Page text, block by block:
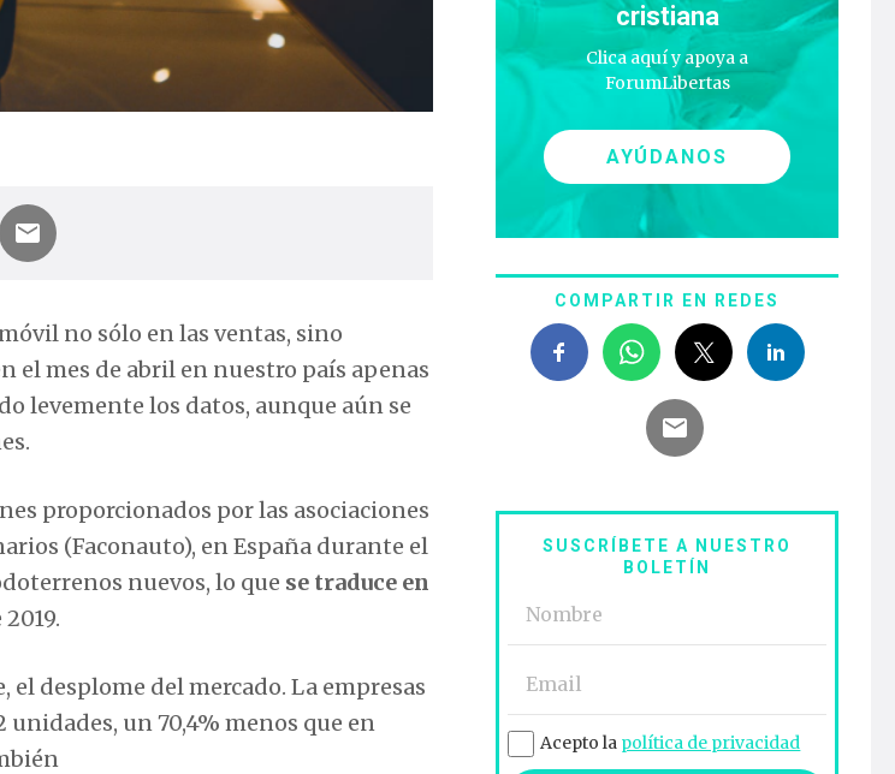
no sólo en las ventas, sino
el mes de abril en nuestro país apenas
levemente los datos, aunque aún se
proporcionados por las asociaciones
(Faconauto), en España durante el
nuevos, lo que se traduce en
desplome del mercado. La empresas
un 70,4% menos que en
cristiana
Clica aquí y apoya a
ForumLibertas
AYÚDANOS
COMPARTIR EN REDES
SUSCRÍBETE A NUESTRO
BOLETÍN
Acepto la política de privacidad